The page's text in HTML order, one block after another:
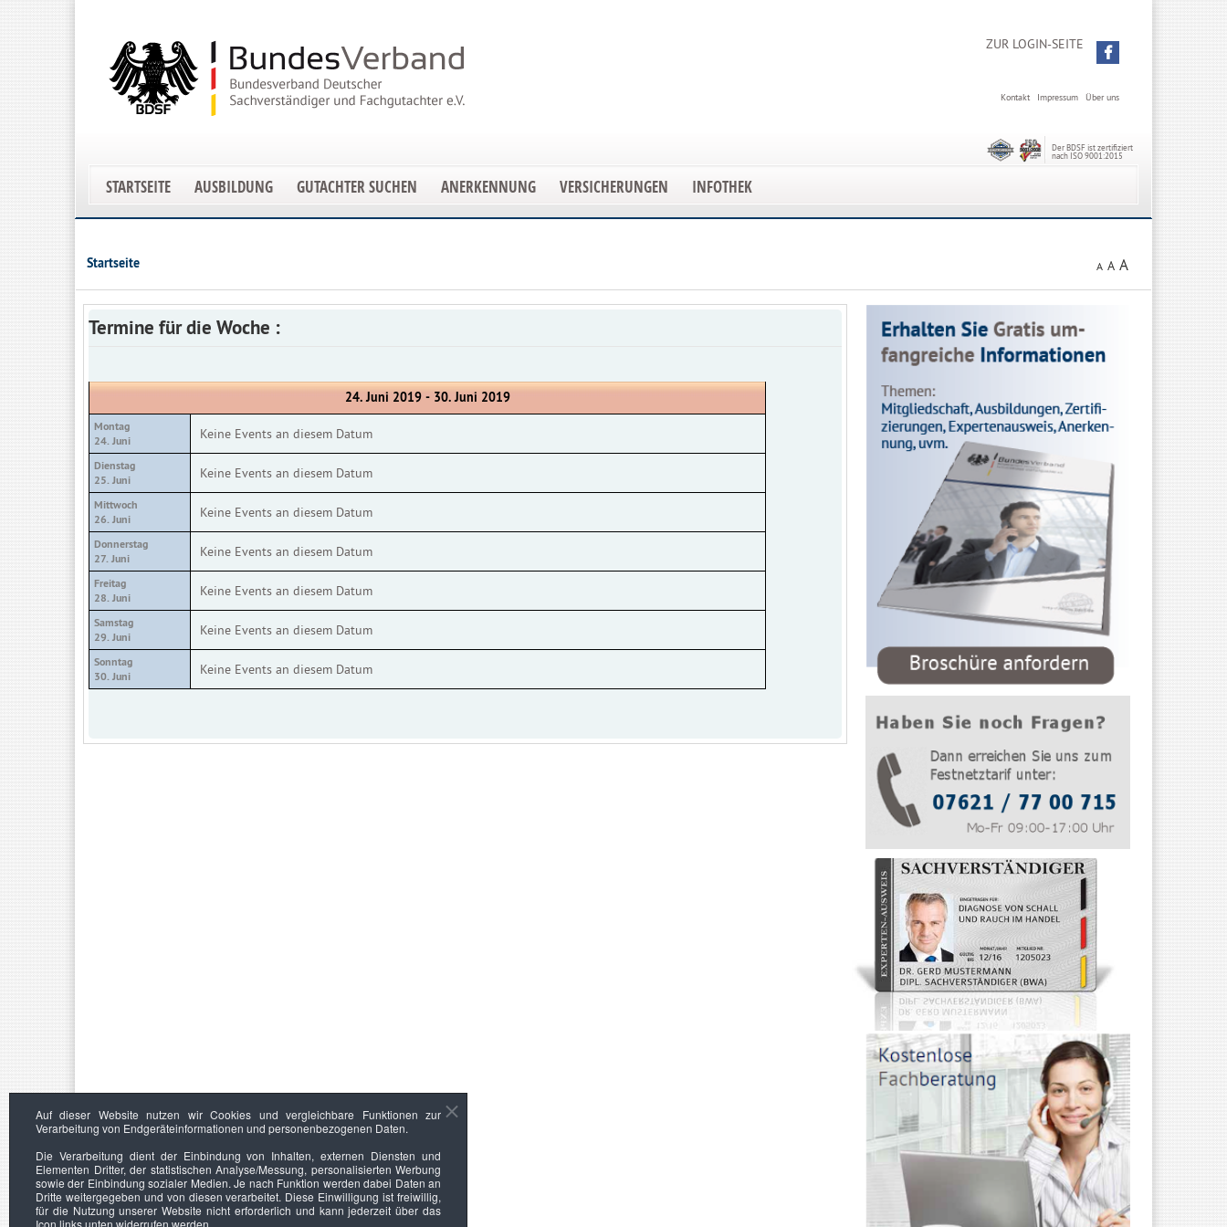
ZUR LOGIN-SEITE
Über uns
Impressum
Kontakt
Der BDSF ist zertifiziert
nach ISO 9001:2015
STARTSEITE AUSBILDUNG GUTACHTER SUCHEN ANERKENNUNG VERSICHERUNGEN INFOTHEK
Startseite A A A
Termine für die Woche :
24. Juni 2019 - 30. Juni 2019
Montag
24. Juni
Keine Events an diesem Datum
Dienstag
25. Juni
Keine Events an diesem Datum
Mittwoch
26. Juni
Keine Events an diesem Datum
Donnerstag
27. Juni
Keine Events an diesem Datum
Freitag
28. Juni
Keine Events an diesem Datum
Samstag
29. Juni
Keine Events an diesem Datum
Sonntag
30. Juni
Keine Events an diesem Datum
Auf dieser Website nutzen wir Cookies und vergleichbare Funktionen zur
Verarbeitung von Endgeräteinformationen und personenbezogenen Daten.
Die Verarbeitung dient der Einbindung von Inhalten, externen Diensten und
Elementen Dritter, der statistischen Analyse/Messung, personalisierten Werbung
sowie der Einbindung sozialer Medien. Je nach Funktion werden dabei Daten an
Dritte weitergegeben und von diesen verarbeitet. Diese Einwilligung ist freiwillig,
für die Nutzung unserer Website nicht erforderlich und kann jederzeit über das
Icon links unten widerrufen werden.